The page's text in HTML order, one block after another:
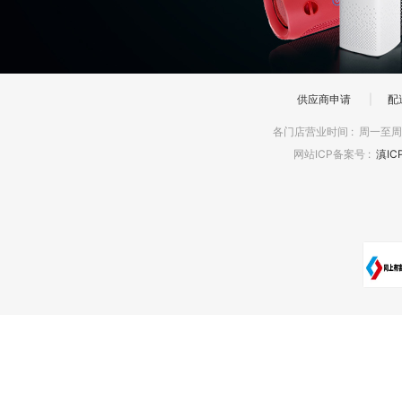
供应商申请 配
各门店营业时间 : 周一至
网站ICP备案号 : 滇